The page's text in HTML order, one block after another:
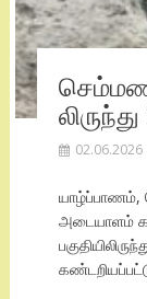
02.06.2026
யாழ்ப்பாணம்,
அடையாளம்